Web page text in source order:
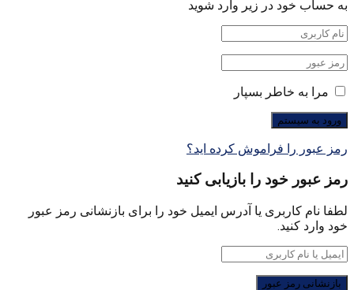
به حساب خود در زیر وارد شوید
مرا به خاطر بسپار
رمز عبور را فراموش کرده اید؟
رمز عبور خود را بازیابی کنید
لطفا نام کاربری یا آدرس ایمیل خود را برای بازنشانی رمز عبور
خود وارد کنید.